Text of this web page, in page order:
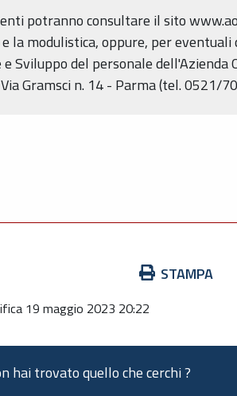
potranno consultare il sito
la modulistica, oppure, per
e Sviluppo del personale
Gramsci n. 14 - Parma (tel. 0521/
STAMPA
19 maggio 2023 20:22
hai trovato quello che cerchi ?